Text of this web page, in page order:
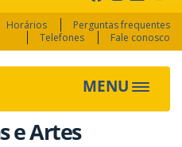
Horários
Perguntas frequentes
Telefones
Fale conosco
MENU Toggle
e Artes